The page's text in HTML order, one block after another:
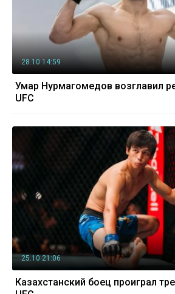
28.10 14:59
Умар Нурмагомедов возглавил
UFC
25.10 21:06
Казахстанский боец проиграл